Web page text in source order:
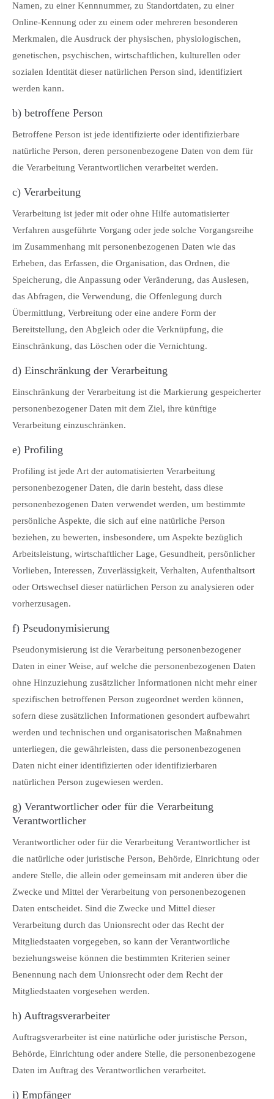
Namen, zu einer Kennnummer, zu Standortdaten, zu einer
Online-Kennung oder zu einem oder mehreren besonderen
Merkmalen, die Ausdruck der physischen, physiologischen,
genetischen, psychischen, wirtschaftlichen, kulturellen oder
sozialen Identität dieser natürlichen Person sind, identifiziert
werden kann.
b) betroffene Person
Betroffene Person ist jede identifizierte oder identifizierbare
natürliche Person, deren personenbezogene Daten von dem für
die Verarbeitung Verantwortlichen verarbeitet werden.
c) Verarbeitung
Verarbeitung ist jeder mit oder ohne Hilfe automatisierter
Verfahren ausgeführte Vorgang oder jede solche Vorgangsreihe
im Zusammenhang mit personenbezogenen Daten wie das
Erheben, das Erfassen, die Organisation, das Ordnen, die
Speicherung, die Anpassung oder Veränderung, das Auslesen,
das Abfragen, die Verwendung, die Offenlegung durch
Übermittlung, Verbreitung oder eine andere Form der
Bereitstellung, den Abgleich oder die Verknüpfung, die
Einschränkung, das Löschen oder die Vernichtung.
d) Einschränkung der Verarbeitung
Einschränkung der Verarbeitung ist die Markierung gespeicherter
personenbezogener Daten mit dem Ziel, ihre künftige
Verarbeitung einzuschränken.
e) Profiling
Profiling ist jede Art der automatisierten Verarbeitung
personenbezogener Daten, die darin besteht, dass diese
personenbezogenen Daten verwendet werden, um bestimmte
persönliche Aspekte, die sich auf eine natürliche Person
beziehen, zu bewerten, insbesondere, um Aspekte bezüglich
Arbeitsleistung, wirtschaftlicher Lage, Gesundheit, persönlicher
Vorlieben, Interessen, Zuverlässigkeit, Verhalten, Aufenthaltsort
oder Ortswechsel dieser natürlichen Person zu analysieren oder
vorherzusagen.
f) Pseudonymisierung
Pseudonymisierung ist die Verarbeitung personenbezogener
Daten in einer Weise, auf welche die personenbezogenen Daten
ohne Hinzuziehung zusätzlicher Informationen nicht mehr einer
spezifischen betroffenen Person zugeordnet werden können,
sofern diese zusätzlichen Informationen gesondert aufbewahrt
werden und technischen und organisatorischen Maßnahmen
unterliegen, die gewährleisten, dass die personenbezogenen
Daten nicht einer identifizierten oder identifizierbaren
natürlichen Person zugewiesen werden.
g) Verantwortlicher oder für die Verarbeitung
Verantwortlicher
Verantwortlicher oder für die Verarbeitung Verantwortlicher ist
die natürliche oder juristische Person, Behörde, Einrichtung oder
andere Stelle, die allein oder gemeinsam mit anderen über die
Zwecke und Mittel der Verarbeitung von personenbezogenen
Daten entscheidet. Sind die Zwecke und Mittel dieser
Verarbeitung durch das Unionsrecht oder das Recht der
Mitgliedstaaten vorgegeben, so kann der Verantwortliche
beziehungsweise können die bestimmten Kriterien seiner
Benennung nach dem Unionsrecht oder dem Recht der
Mitgliedstaaten vorgesehen werden.
h) Auftragsverarbeiter
Auftragsverarbeiter ist eine natürliche oder juristische Person,
Behörde, Einrichtung oder andere Stelle, die personenbezogene
Daten im Auftrag des Verantwortlichen verarbeitet.
i) Empfänger